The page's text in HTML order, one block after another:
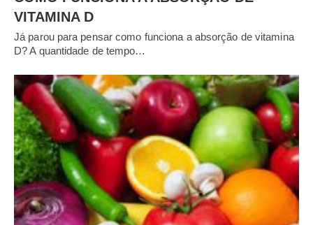
VITAMINA D
Já parou para pensar como funciona a absorção de vitamina
D? A quantidade de tempo…